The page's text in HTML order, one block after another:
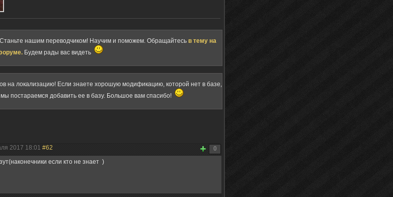
нашим переводчиком! Научим и поможем. Обращайтесь в тему на
Будем рады вас видеть
на локализацию! Если знаете хорошую модификацию, которой нет в базе,
постараемся добавить ее в базу. Большое вам спасибо!
0
2017 18:01 #62
если кто не знает )